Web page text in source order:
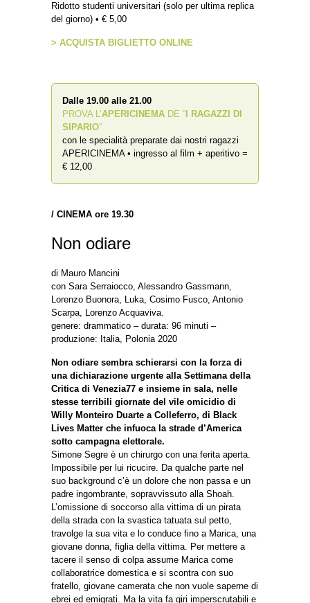
Ridotto studenti universitari (solo per ultima replica
del giorno) • € 5,00
> ACQUISTA BIGLIETTO ONLINE
Dalle 19.00 alle 21.00
PROVA L’APERICINEMA DE “ I RAGAZZI DI
SIPARIO”
con le specialità preparate dai nostri ragazzi
APERICINEMA • ingresso al film + aperitivo =
€ 12,00
/ CINEMA ore 19.30
Non odiare
di Mauro Mancini
con Sara Serraiocco, Alessandro Gassmann,
Lorenzo Buonora, Luka, Cosimo Fusco, Antonio
Scarpa, Lorenzo Acquaviva.
genere: drammatico – durata: 96 minuti –
produzione: Italia, Polonia 2020
Non odiare sembra schierarsi con la forza di
una dichiarazione urgente alla Settimana della
Critica di Venezia77 e insieme in sala, nelle
stesse terribili giornate del vile omicidio di
Willy Monteiro Duarte a Colleferro, di Black
Lives Matter che infuoca la strade d’America
sotto campagna elettorale.
Simone Segre è un chirurgo con una ferita aperta.
Impossibile per lui ricucire. Da qualche parte nel
suo background c’è un dolore che non passa e un
padre ingombrante, sopravvissuto alla Shoah.
L’omissione di soccorso alla vittima di un pirata
della strada con la svastica tatuata sul petto,
travolge la sua vita e lo conduce fino a Marica, una
giovane donna, figlia della vittima. Per mettere a
tacere il senso di colpa assume Marica come
collaboratrice domestica e si scontra con suo
fratello, giovane camerata che non vuole saperne di
ebrei ed emigrati. Ma la vita fa giri imperscrutabili e